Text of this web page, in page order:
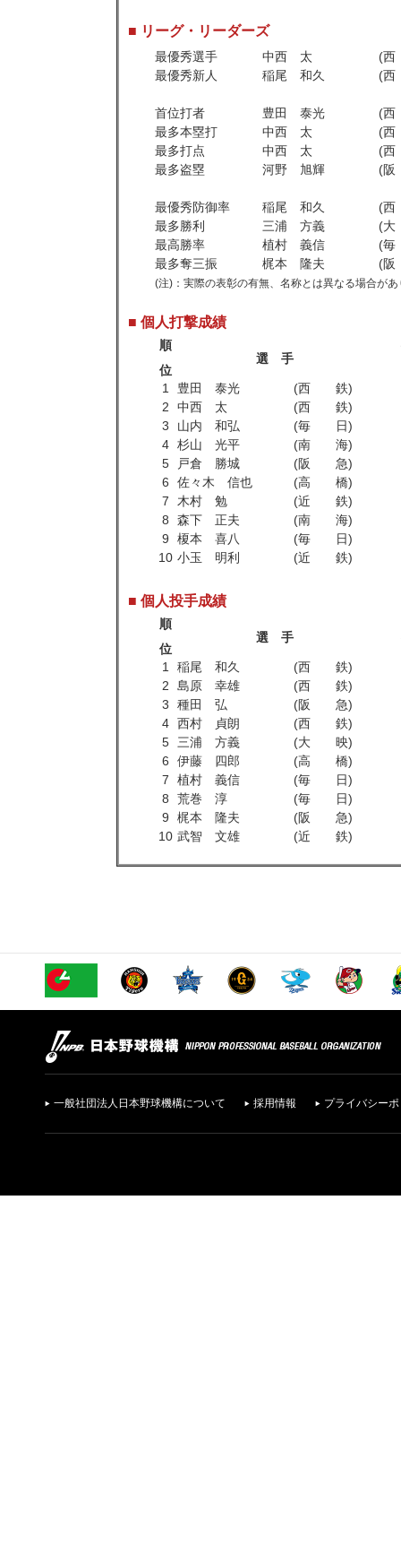
■ リーグ・リーダーズ
最優秀選手 中西 太
(
最優秀新人
稲尾 和久 (
首位打者 豊田 泰光
(
最多本塁打
中西 太
(
最多打点
中西 太
(
最多盗塁
河野 旭輝 (
最優秀防御率 稲尾 和久
(
最多勝利
三浦 方義
(
最高勝率
植村 義信
(
最多奪三振
梶本 隆夫 (
(注)：実際の表彰の有無、名称とは異なる場合があ
■ 個人打撃成績
順
位
選 手
1 豊田 泰光
(西 鉄)
2
中西 太
(西 鉄)
3
山内 和弘
(毎 日)
4 杉山 光平
(南 海)
5
戸倉 勝城
(阪 急)
6
佐々木 信也
(高 橋)
7
木村 勉
(近 鉄)
8
森下 正夫
(南 海)
9
榎本 喜八
(毎 日)
10 小玉 明利 (近 鉄)
■ 個人投手成績
順
位
選 手
1 稲尾 和久
(西 鉄)
2
島原 幸雄
(西 鉄)
3
種田 弘
(阪 急)
4 西村 貞朗
(西 鉄)
5
三浦 方義
(大 映)
6
伊藤 四郎
(高 橋)
7
植村 義信
(毎 日)
8
荒巻 淳
(毎 日)
9
梶本 隆夫
(阪 急)
10 武智 文雄 (近 鉄)
一般社団法人日本野球機構について 採用情報 プライバシー